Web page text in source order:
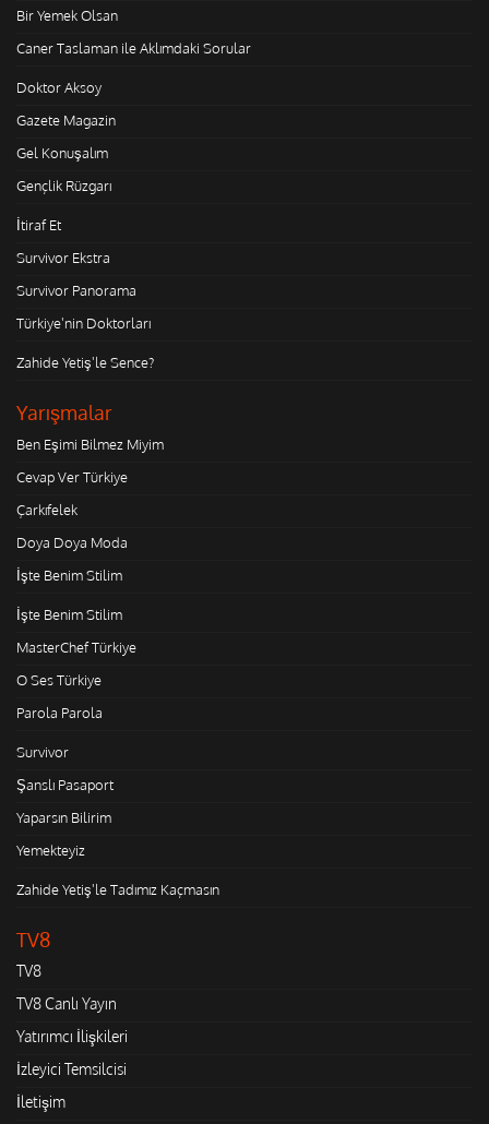
Bir Yemek Olsan
Caner Taslaman ile Aklımdaki Sorular
Doktor Aksoy
Gazete Magazin
Gel Konuşalım
Gençlik Rüzgarı
İtiraf Et
Survivor Ekstra
Survivor Panorama
Türkiye'nin Doktorları
Zahide Yetiş'le Sence?
Yarışmalar
Ben Eşimi Bilmez Miyim
Cevap Ver Türkiye
Çarkıfelek
Doya Doya Moda
İşte Benim Stilim
İşte Benim Stilim
MasterChef Türkiye
O Ses Türkiye
Parola Parola
Survivor
Şanslı Pasaport
Yaparsın Bilirim
Yemekteyiz
Zahide Yetiş'le Tadımız Kaçmasın
TV8
TV8
TV8 Canlı Yayın
Yatırımcı İlişkileri
İzleyici Temsilcisi
İletişim